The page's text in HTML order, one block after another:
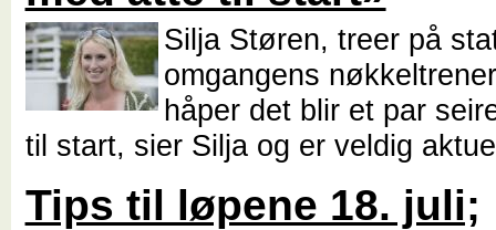
Silja Støren, treer på
omgangens
håper det blir et par
til start, sier Silja og er veldig
Tips til løpene 18. juli;